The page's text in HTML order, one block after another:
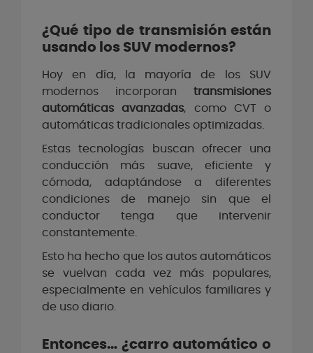
¿Qué tipo de transmisión están
usando los SUV modernos?
Hoy en día, la mayoría de los SUV
modernos incorporan transmisiones
automáticas avanzadas, como CVT o
automáticas tradicionales optimizadas.
Estas tecnologías buscan ofrecer una
conducción más suave, eficiente y
cómoda, adaptándose a diferentes
condiciones de manejo sin que el
conductor tenga que intervenir
constantemente.
Esto ha hecho que los autos automáticos
se vuelvan cada vez más populares,
especialmente en vehículos familiares y
de uso diario.
Entonces… ¿carro automático o